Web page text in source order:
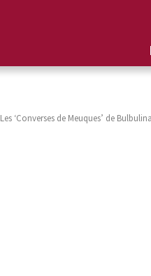
Les ‘Converses de Meuques’ de